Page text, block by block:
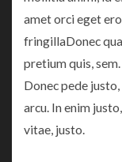
amet orci eget
fringillaDonec
pretium quis,
Donec pede
arcu. In enim
vitae, justo.